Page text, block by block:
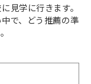
見学に行きます。
で、どう推薦の準